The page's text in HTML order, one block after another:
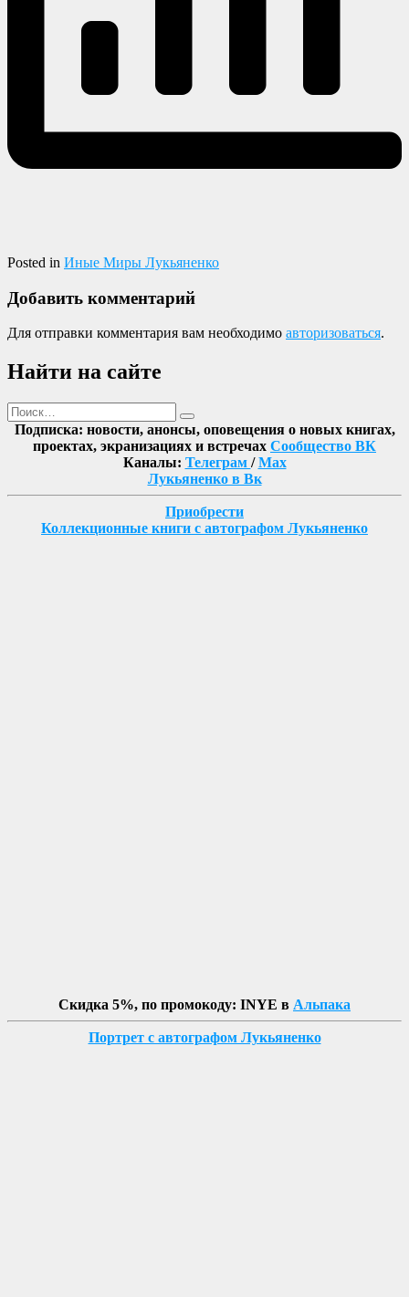
Posted in Иные Миры Лукьяненко
Добавить комментарий
Для отправки комментария вам необходимо авторизоваться.
Найти на сайте
Поиск
Найти
Подписка: новости, анонсы, оповещения о новых книгах,
проектах, экранизациях и встречах Сообщество ВК
Каналы: Телеграм /Max
Лукьяненко в Вк
Приобрести
Коллекционные книги с автографом Лукьяненко
Скидка 5%, по промокоду: INYE в Альпака
Портрет с автографом Лукьяненко